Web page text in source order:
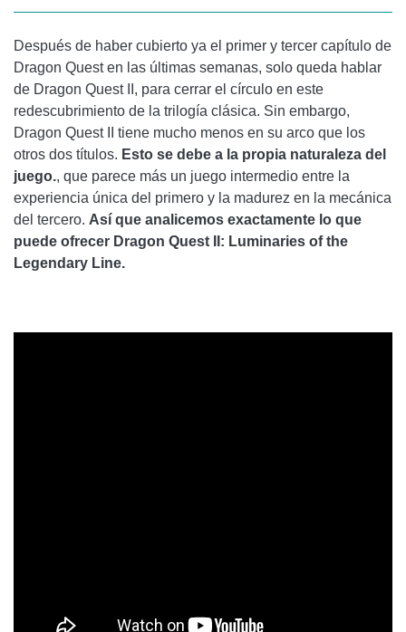
Después de haber cubierto ya el primer y tercer capítulo de
Dragon Quest en las últimas semanas, solo queda hablar
de Dragon Quest II, para cerrar el círculo en este
redescubrimiento de la trilogía clásica. Sin embargo,
Dragon Quest II tiene mucho menos en su arco que los
otros dos títulos. Esto se debe a la propia naturaleza del
juego., que parece más un juego intermedio entre la
experiencia única del primero y la madurez en la mecánica
del tercero. Así que analicemos exactamente lo que
puede ofrecer Dragon Quest II: Luminaries of the
Legendary Line.